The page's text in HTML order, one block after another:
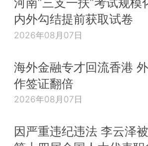
内外勾结提前获取试卷
2026年08月07日
海外金融专才回流香港
作签证翻倍
2026年08月07日
因严重违纪违法 李云泽